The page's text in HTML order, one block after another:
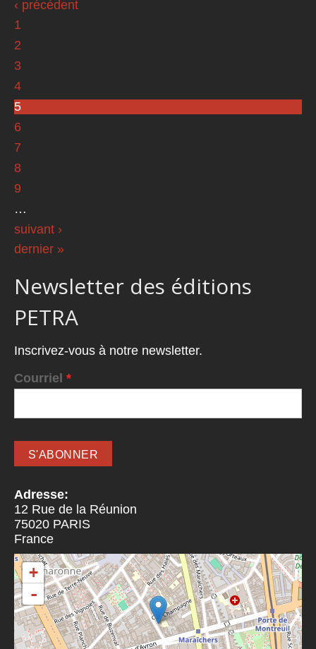
‹ précédent
1
2
3
4
5
6
7
8
9
…
suivant ›
dernier »
Newsletter des éditions
PETRA
Inscrivez-vous à notre newsletter.
Courriel *
Adresse:
12 Rue de la Réunion
75020 PARIS
France
+
-